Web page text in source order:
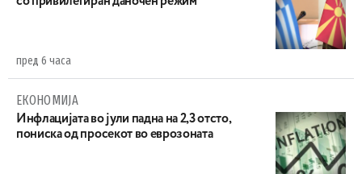
пред 6 часа
ЕКОНОМИЈА
Инфлацијата во јули падна на 2,3 отсто,
пониска од просекот во еврозоната